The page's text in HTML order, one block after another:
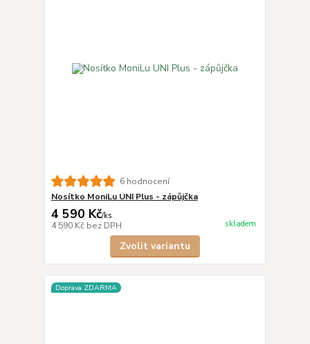
6 hodnocení
Nosítko MoniLu UNI Plus - zápůjčka
4 590 Kč/ks
4 590 Kč bez DPH skladem
Zvolit variantu
Doprava ZDARMA